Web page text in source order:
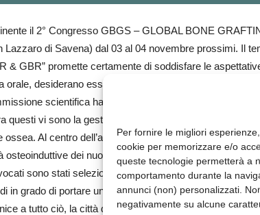
Per fornire le migliori
cookie per memorizzare e/o
queste tecnologie permetterà a
comportamento durante la
annunci (non) personalizzati.
negativamente su alcune
il 2° Congresso GBGS – GLOBAL BONE
Lazzaro di Savena) dal 03 al 04 novembre prossimi. Il
& GBR” promette certamente di soddisfare le
orale, desiderano essere partecipi dell’indispensabile
scientifica ha preparato un programma
questi vi sono la gestione dei tessuti molli e le strategie
ossea. Al centro dell’attenzione, poi, ci saranno le
osteoinduttive dei nuovi biomateriali.
sono stati selezionati tra i più stimati e riconosciuti
in grado di portare un contributo di indiscusso valore.
a tutto ciò, la città di Bologna che offre diverse